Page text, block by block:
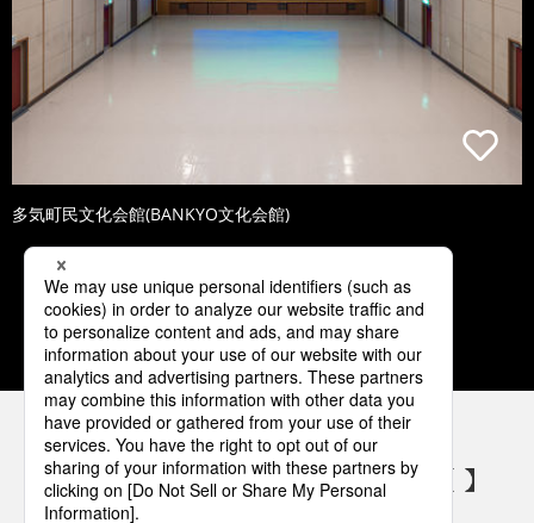
多気町民文化会館(BANKYO文化会館)
1 2 3 4 5
パナソニックの電気設備 SNSアカウント